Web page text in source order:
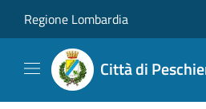
Regione Lombardia
Città di